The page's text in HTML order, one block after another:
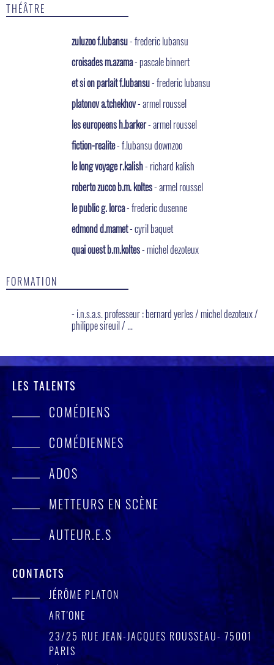
THÉÂTRE
zuluzoo f.lubansu- frederic lubansu
croisades m.azama- pascale binnert
et si on parlait f.lubansu- frederic lubansu
platonov a.tchekhov- armel roussel
les europeens h.barker- armel roussel
fiction-realite- f.lubansu downzoo
le long voyage r.kalish- richard kalish
roberto zucco b.m. koltes- armel roussel
le public g. lorca- frederic dusenne
edmond d.mamet- cyril baquet
quai ouest b.m.koltes- michel dezoteux
FORMATION
- i.n.s.a.s. professeur : bernard yerles / michel dezoteux /
philippe sireuil / ...
LES TALENTS
COMÉDIENS
COMÉDIENNES
ADOS
METTEURS EN SCÈNE
AUTEUR.E.S
CONTACTS
JÉRÔME PLATON
ART'ONE
23/25 RUE JEAN-JACQUES ROUSSEAU- 75001
PARIS